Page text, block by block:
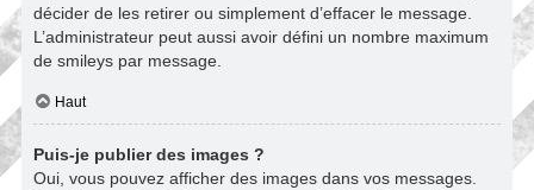
décider de les retirer ou simplement d’effacer le message.
L’administrateur peut aussi avoir défini un nombre maximum
de smileys par message.
Haut
Puis-je publier des images ?
Oui, vous pouvez afficher des images dans vos messages.